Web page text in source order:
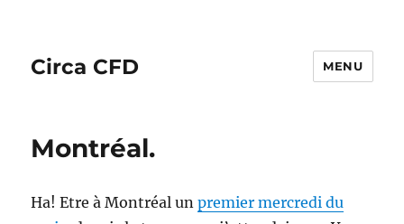
Circa CFD MENU
Montréal.
Ha! Etre à Montréal unpremier mercredi du